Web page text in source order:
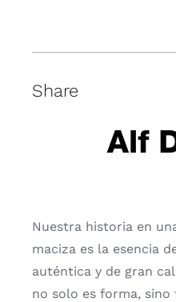
Share
Nuestra historia en
maciza es la esencia
auténtica y de gran
no solo es forma,